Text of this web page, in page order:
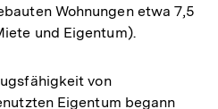
Wohnungen etwa 7,5
und Eigentum).
von
Eigentum begann